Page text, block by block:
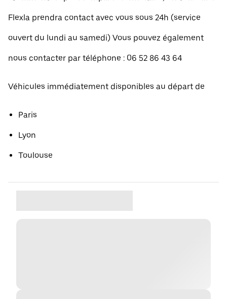
Flexla prendra contact avec vous sous 24h (service
ouvert du lundi au samedi) Vous pouvez également
nous contacter par téléphone : 06 52 86 43 64
Véhicules immédiatement disponibles au départ de
Paris
Lyon
Toulouse